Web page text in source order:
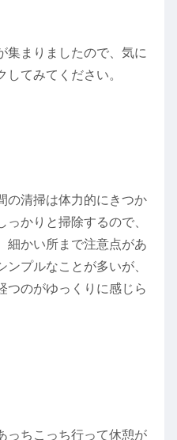
集まりましたので、気に
てみてください。
の清掃は体力的にきつか
かりと掃除するので、
細かい所まで注意点があ
ンプルなことが多いが、
つのがゆっくりに感じら
っちこっち行って休憩が